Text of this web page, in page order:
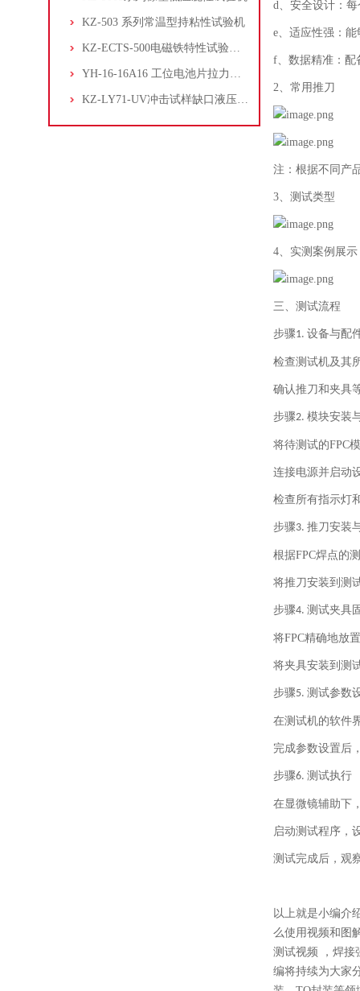
KZ-503 系列常温型持粘性试验机
KZ-ECTS-500电磁铁特性试验系统
YH-16-16A16 工位电池片拉力试验机
KZ-LY71-UV冲击试样缺口液压拉床
d、安全设计：
e、适应性强：
f、数据精准：配
2、常用推刀
注：根据不同产
3、测试类型
4、实测案例展示
三、测试流程
步骤1. 设备与配
检查测试机及其
确认推刀和夹具
步骤2. 模块安装
将待测试的FPC
连接电源并启动
检查所有指示灯
步骤3. 推刀安装
根据FPC焊点的
将推刀安装到测
步骤4. 测试夹具
将FPC精确地放
将夹具安装到测
步骤5. 测试参数
在测试机的软件
完成参数设置后
步骤6. 测试执行
在显微镜辅助下
启动测试程序，
测试完成后，观
以上就是小编介
么使用视频和图
测试视频
，焊
编将持续为大家